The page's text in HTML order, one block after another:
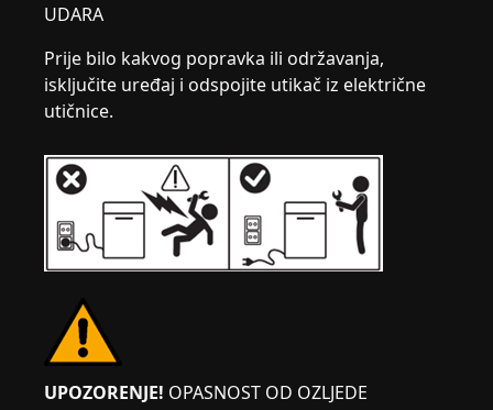
UDARA
Prije bilo kakvog popravka ili održavanja,
isključite uređaj i odspojite utikač iz električne
utičnice.
UPOZORENJE! OPASNOST OD OZLJEDE